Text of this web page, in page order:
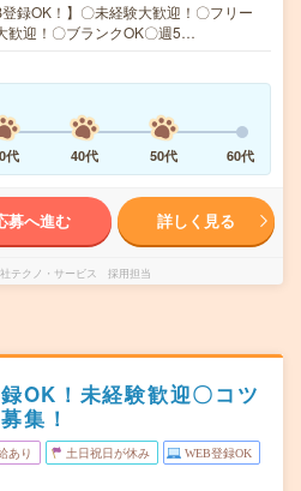
登録OK！】〇未経験大歓迎！〇フリー
迎！〇ブランクOK〇週5…
代 40代 50代 60代
募へ進む 詳しく見る
テクノ・サービス 採用担当
OK！未経験歓迎〇コツ
集！
あり 土日祝日が休み WEB登録OK